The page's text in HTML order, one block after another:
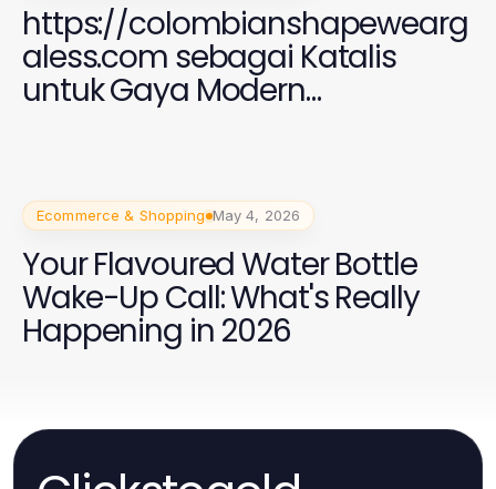
https://colombianshapewearg
aless.com sebagai Katalis
untuk Gaya Modern
Ecommerce & Shopping May 4, 2026
Your Flavoured Water Bottle
Wake-Up Call: What's Really
Happening in 2026